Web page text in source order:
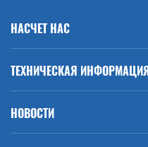
НАСЧЕТ НАС
ТЕХНИЧЕСКАЯ ИНФОРМАЦИЯ
НОВОСТИ